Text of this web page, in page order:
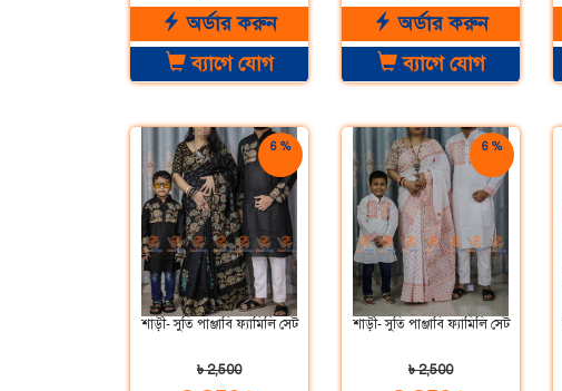
অর্ডার করুন
ব্যাগে যোগ
অর্ডার করুন
ব্যাগে যোগ
6 %
শাড়ী- সুতি পাঞ্জাবি ফ্যামিলি সেট
৳ 2,500
6 %
শাড়ী- সুতি পাঞ্জাবি ফ্যামিলি সেট
৳ 2,500